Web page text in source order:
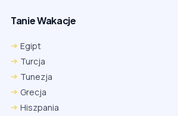
Tanie Wakacje
Egipt
Turcja
Tunezja
Grecja
Hiszpania